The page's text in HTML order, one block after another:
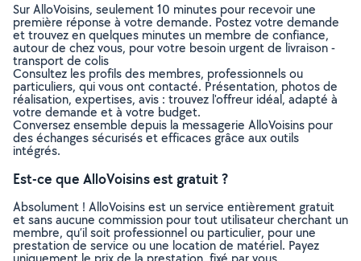
Sur AlloVoisins, seulement 10 minutes pour recevoir une
première réponse à votre demande. Postez votre demande
et trouvez en quelques minutes un membre de confiance,
autour de chez vous, pour votre besoin urgent de livraison -
transport de colis
Consultez les profils des membres, professionnels ou
particuliers, qui vous ont contacté. Présentation, photos de
réalisation, expertises, avis : trouvez l'offreur idéal, adapté à
votre demande et à votre budget.
Conversez ensemble depuis la messagerie AlloVoisins pour
des échanges sécurisés et efficaces grâce aux outils
intégrés.
Est-ce que AlloVoisins est gratuit ?
Absolument ! AlloVoisins est un service entièrement gratuit
et sans aucune commission pour tout utilisateur cherchant un
membre, qu’il soit professionnel ou particulier, pour une
prestation de service ou une location de matériel. Payez